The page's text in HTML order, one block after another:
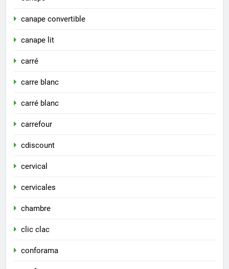
canape convertible
canape lit
carré
carre blanc
carré blanc
carrefour
cdiscount
cervical
cervicales
chambre
clic clac
conforama